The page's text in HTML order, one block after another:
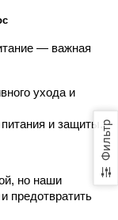
Фильтр
— важная
ухода и
и защиты.
но наши
предотвратить